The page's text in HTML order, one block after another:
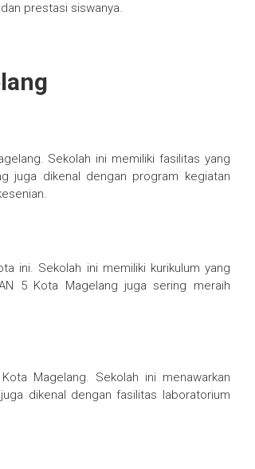
prestasi siswanya.
Sekolah ini memiliki fasilitas yang
juga dikenal dengan program kegiatan
ini. Sekolah ini memiliki kurikulum yang
5 Kota Magelang juga sering meraih
Magelang. Sekolah ini menawarkan
dikenal dengan fasilitas laboratorium